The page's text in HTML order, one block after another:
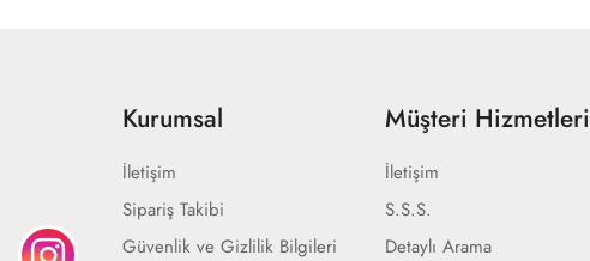
Kurumsal
İletişim
Sipariş Takibi
Güvenlik ve Gizlilik Bilgileri
Müşteri Hizmetleri
İletişim
S.S.S.
Detaylı Arama